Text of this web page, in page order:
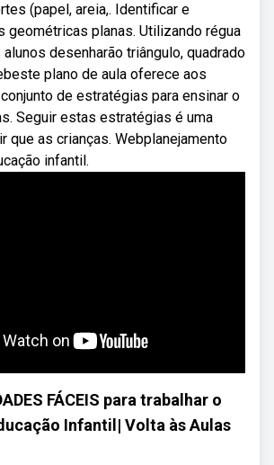
(papel, areia,. Identificar e
geométricas planas. Utilizando régua
desenharão triângulo, quadrado
plano de aula oferece aos
de estratégias para ensinar o
Seguir estas estratégias é uma
que as crianças. Webplanejamento
infantil.
FÁCEIS para trabalhar o
Infantil| Volta às Aulas